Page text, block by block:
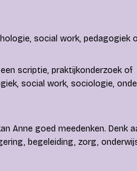
social work, pedagogiek
scriptie, praktijkonderzoek of
social work, sociologie,
Anne goed meedenken. Denk
begeleiding, zorg,